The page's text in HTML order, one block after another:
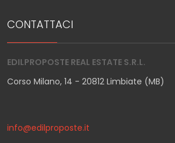
CONTATTACI
EDILPROPOSTE REAL ESTATE S.R.L.
Corso Milano, 14 - 20812 Limbiate (MB)
info@edilproposte.it